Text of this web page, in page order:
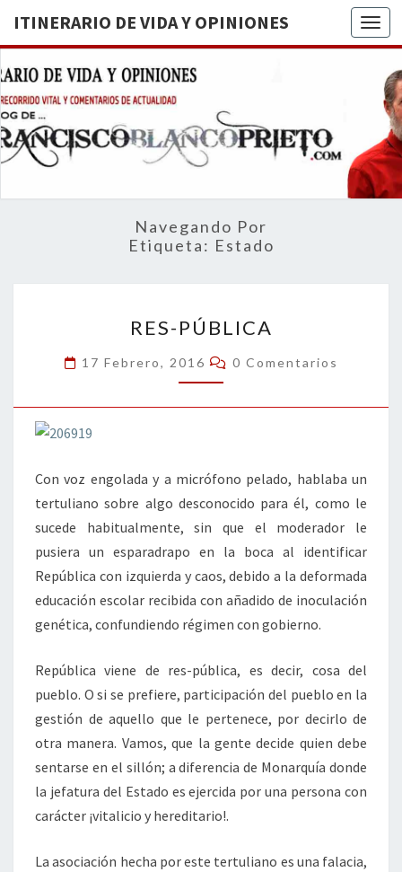
ITINERARIO DE VIDA Y OPINIONES
DE
BREVE
RECORRIDO
VITAL Y
ACTUALIDAD
Navegando Por
Etiqueta: Estado
PÚBLICA
RES-PÚBLICA
17 Febrero, 2016 Comentarios
0 Comentarios
Con voz engolada y a micrófono pelado, hablaba un
tertuliano sobre algo desconocido para él, como le
sucede habitualmente, sin que el moderador le
pusiera un esparadrapo en la boca al identificar
República con izquierda y caos, debido a la deformada
educación escolar recibida con añadido de inoculación
genética, confundiendo régimen con gobierno.
República viene de res-pública, es decir, cosa del
pueblo. O si se prefiere, participación del pueblo en la
gestión de aquello que le pertenece, por decirlo de
otra manera. Vamos, que la gente decide quien debe
sentarse en el sillón; a diferencia de Monarquía donde
la jefatura del Estado es ejercida por una persona con
carácter ¡vitalicio y hereditario!.
La asociación hecha por este tertuliano es una falacia,